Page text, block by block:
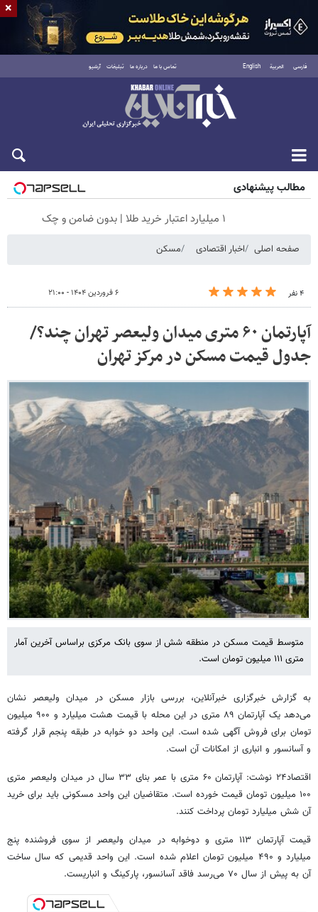
فارسی العربية English تماس با ما درباره ما تبلیغات آرشیو
پنجشنبه ۱۵ مرداد ۱۴۰۵
مطالب پیشنهادی
۱ میلیارد اعتبار خرید طلا | بدون ضامن و چک
صفحه اصلی اخبار اقتصادی مسکن
۴ نفر ۶ فروردین ۱۴۰۴ - ۲۱:۰۰
آپارتمان ۶۰ متری میدان ولیعصر تهران چند؟/
جدول قیمت مسکن در مرکز تهران
متوسط قیمت مسکن در منطقه شش از سوی بانک مرکزی براساس آخرین آمار
متری ۱۱۱ میلیون تومان است.
به گزارش خبرگزاری خبرآنلاین، بررسی بازار مسکن در میدان ولیعصر نشان
می‌دهد یک آپارتمان ۸۹ متری در این محله با قیمت هشت میلیارد و ۹۰۰ میلیون
تومان برای فروش آگهی شده است. این واحد دو خوابه در طبقه پنجم قرار گرفته
و آسانسور و انباری از امکانات آن است.
اقتصاد۲۴ نوشت: آپارتمان ۶۰ متری با عمر بنای ۳۳ سال در میدان ولیعصر متری
۱۰۰ میلیون تومان قیمت خورده است. متقاضیان این واحد مسکونی باید برای خرید
آن شش میلیارد تومان پرداخت کنند.
قیمت آپارتمان ۱۱۳ متری و دوخوابه در میدان ولیعصر از سوی فروشنده پنج
میلیارد و ۴۹۰ میلیون تومان اعلام شده است. این واحد قدیمی که سال ساخت
آن به پیش از سال ۷۰ می‌رسد فاقد آسانسور، پارکینگ و انباریست.
×